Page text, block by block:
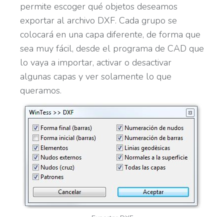
permite escoger qué objetos deseamos
exportar al archivo DXF. Cada grupo se
colocará en una capa diferente, de forma que
sea muy fácil, desde el programa de CAD que
lo vaya a importar, activar o desactivar
algunas capas y ver solamente lo que
queramos.